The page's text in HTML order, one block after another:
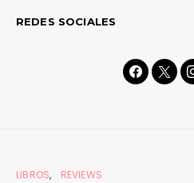
REDES SOCIALES
LIBROS REVIEWS